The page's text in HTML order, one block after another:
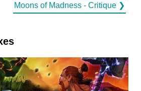
Moons of Madness - Critique ❯